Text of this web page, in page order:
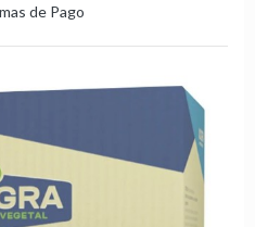
de Pago